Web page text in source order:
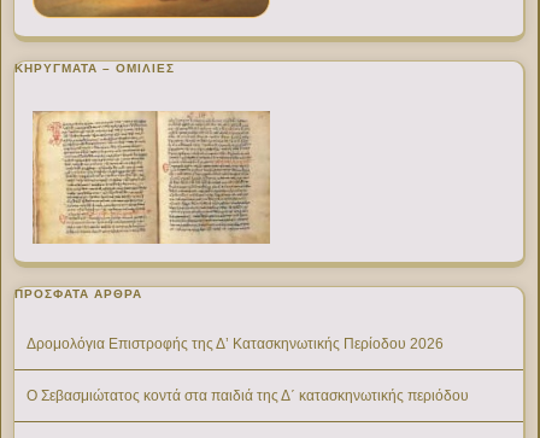
ΚΗΡΥΓΜΑΤΑ – ΟΜΙΛΙΕΣ
ΠΡΌΣΦΑΤΑ ΆΡΘΡΑ
Δρομολόγια Επιστροφής της Δ’ Κατασκηνωτικής Περίοδου 2026
Ο Σεβασμιώτατος κοντά στα παιδιά της Δ΄ κατασκηνωτικής περιόδου